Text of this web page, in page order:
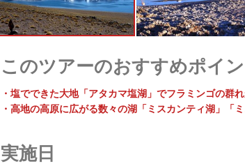
このツアーのおすすめポイン
・塩でできた大地「アタカマ塩湖」でフラミンゴの群
・高地の高原に広がる数々の湖「ミスカンティ湖」「
実施日